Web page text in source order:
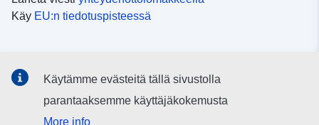
Käy EU:n tiedotuspisteessä
sosiaalisessa mediassa
Käytämme evästeitä tällä sivustolla
parantaaksemme käyttäjäkokemusta
More info